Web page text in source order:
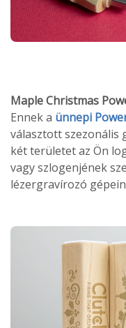
Maple Christmas
Ennek a ünnepi
választott szezonális
két területet az Ön
vagy szlogenjének
lézergravírozó